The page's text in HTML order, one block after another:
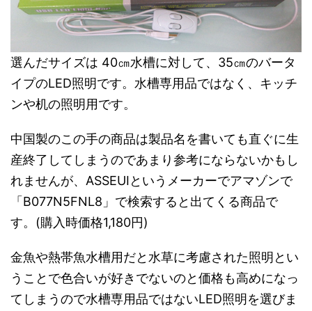
選んだサイズは 40㎝水槽に対して、35㎝のバータ
イプのLED照明です。水槽専用品ではなく、キッチ
ンや机の照明用です。
中国製のこの手の商品は製品名を書いても直ぐに生
産終了してしまうのであまり参考にならないかもし
れませんが、ASSEUIというメーカーでアマゾンで
「B077N5FNL8」で検索すると出てくる商品で
す。 (購入時価格1,180円)
金魚や熱帯魚水槽用だと水草に考慮された照明とい
うことで色合いが好きでないのと価格も高めになっ
てしまうので水槽専用品ではないLED照明を選びま